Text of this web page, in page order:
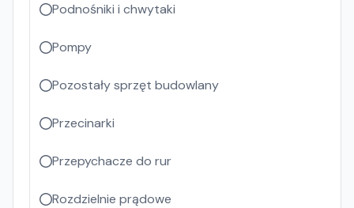
Podnośniki i chwytaki
Pompy
Pozostały sprzęt budowlany
Przecinarki
Przepychacze do rur
Rozdzielnie prądowe